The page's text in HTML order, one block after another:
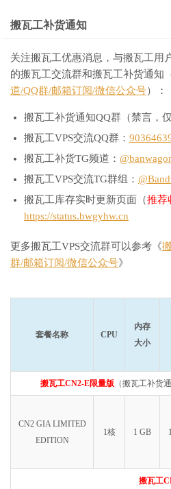
搬瓦工补货通知
关注搬瓦工优惠消息，与搬瓦工用
的搬瓦工交流群和搬瓦工补货通知
道/QQ群/邮箱订阅/微信公众号）：
搬瓦工补货通知QQ群（禁言，
搬瓦工VPS交流QQ群：
搬瓦工补货TG频道：
搬瓦工VPS交流TG群组：
搬瓦工库存实时更新页面（推荐
https://status.bwgyhw.cn
更多搬瓦工VPS交流群可以参考《
群/邮箱订阅/微信公众号》
套餐名称 CPU
内存
大小
搬瓦工CN2-E限量版（搬瓦工补货
CN2 GIA LIMITED
EDITION
1核 1 GB
搬瓦工